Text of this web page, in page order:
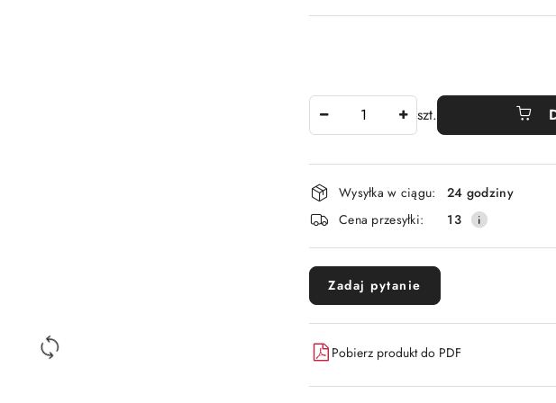
szt.
Dostępność
i
dostawa
Wysyłka w ciągu:
24 godziny
Cena przesyłki:
13
Zadaj pytanie
Pobierz produkt do PDF